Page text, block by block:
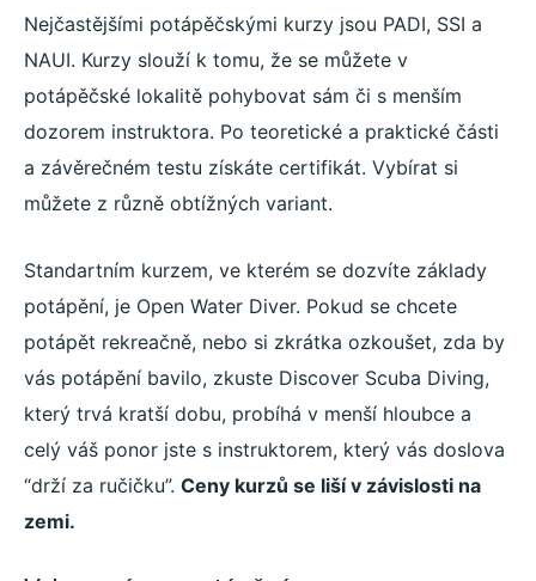
Nejčastějšími potápěčskými kurzy jsou PADI, SSI a
NAUI. Kurzy slouží k tomu, že se můžete v
potápěčské lokalitě pohybovat sám či s menším
dozorem instruktora. Po teoretické a praktické části
a závěrečném testu získáte certifikát. Vybírat si
můžete z různě obtížných variant.
Standartním kurzem, ve kterém se dozvíte základy
potápění, je Open Water Diver. Pokud se chcete
potápět rekreačně, nebo si zkrátka ozkoušet, zda by
vás potápění bavilo, zkuste Discover Scuba Diving,
který trvá kratší dobu, probíhá v menší hloubce a
celý váš ponor jste s instruktorem, který vás doslova
“drží za ručičku”. Ceny kurzů se liší v závislosti na
zemi.